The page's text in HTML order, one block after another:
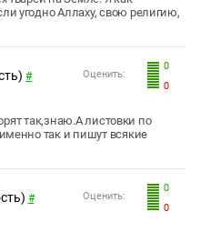
угодно Аллаху, свою религию,
0
0
Оценить:
#
так,знаю.А листовки по
так и пишут всякие
0
0
Оценить:
#